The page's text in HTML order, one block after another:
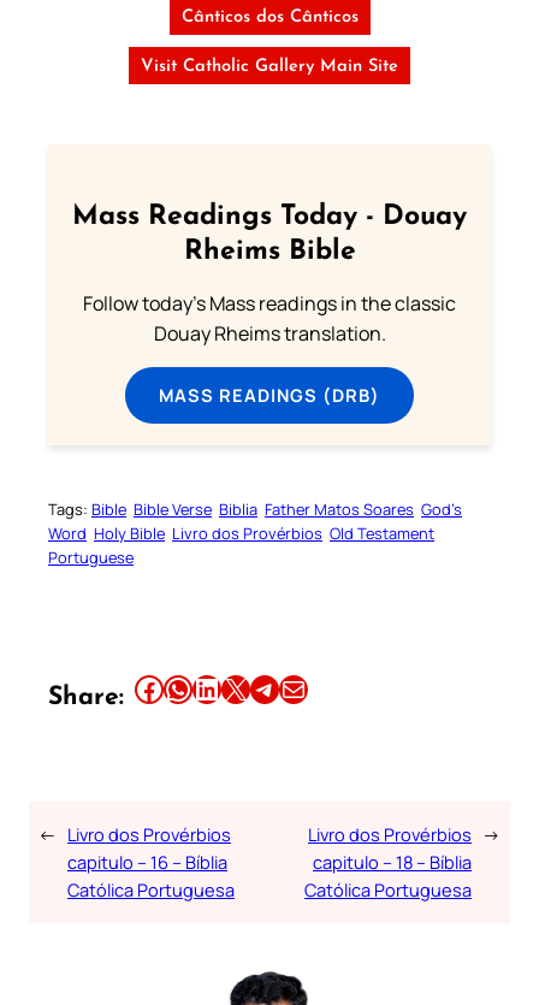
Cânticos dos Cânticos
Visit Catholic Gallery Main Site
Mass Readings Today - Douay
Rheims Bible
Follow today's Mass readings in the classic
Douay Rheims translation.
MASS READINGS (DRB)
Tags: Bible Bible Verse Biblia Father Matos Soares God’s
Word Holy Bible Livro dos Provérbios Old Testament
Portuguese
Share: Share this article on Facebook Share this article on WhatsApp Share this article on LinkedIn Share this article on X Share this article on TelegramEmail this Article
← Livro dos Provérbios
capitulo – 16 – Bíblia
Católica Portuguesa
Livro dos Provérbios
capitulo – 18 – Bíblia
Católica Portuguesa
→